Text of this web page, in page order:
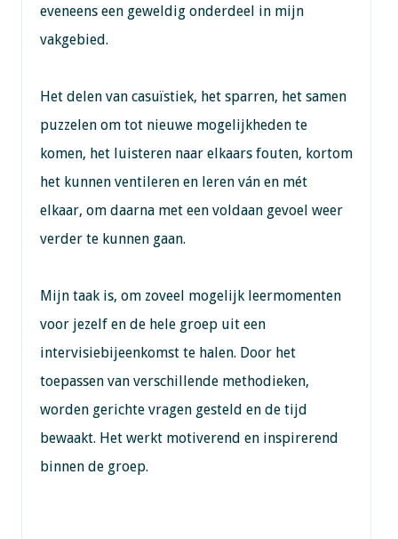
eveneens een geweldig onderdeel in mijn
vakgebied.
Het delen van casuïstiek, het sparren, het samen
puzzelen om tot nieuwe mogelijkheden te
komen, het luisteren naar elkaars fouten, kortom
het kunnen ventileren en leren ván en mét
elkaar, om daarna met een voldaan gevoel weer
verder te kunnen gaan.
Mijn taak is, om zoveel mogelijk leermomenten
voor jezelf en de hele groep uit een
intervisiebijeenkomst te halen. Door het
toepassen van verschillende methodieken,
worden gerichte vragen gesteld en de tijd
bewaakt. Het werkt motiverend en inspirerend
binnen de groep.